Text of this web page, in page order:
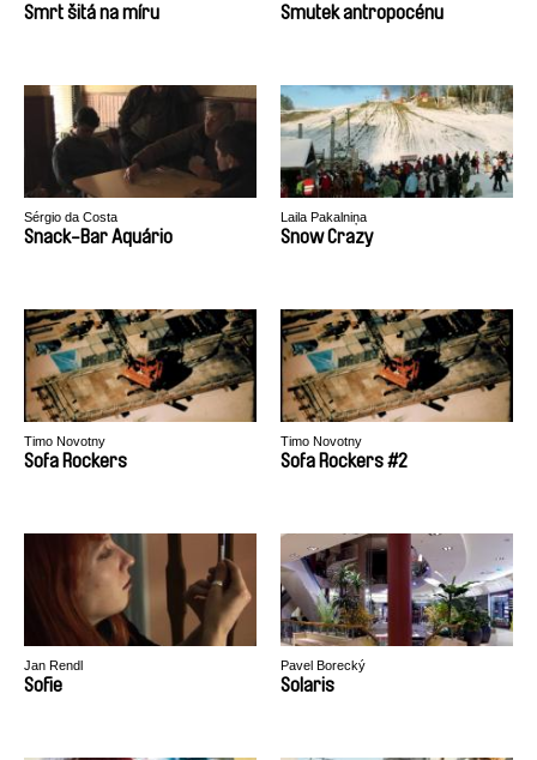
Smrt šitá na míru Smutek antropocénu
Sérgio da Costa
Snack-Bar Aquário
Laila Pakalniņa
Snow Crazy
Timo Novotny
Sofa Rockers
Timo Novotny
Sofa Rockers #2
Jan Rendl
Sofie
Pavel Borecký
Solaris